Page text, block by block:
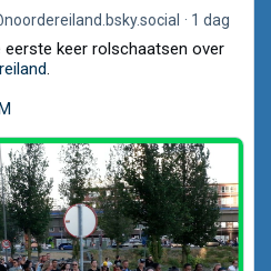
1 dag
eerste keer rolschaatsen over
.